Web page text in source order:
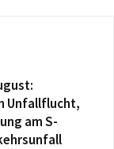
Unfallflucht,
am S-